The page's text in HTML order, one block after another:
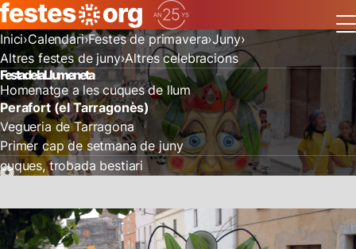
Inici Calendari Festes de primavera Juny
Altres festes de juny Altres celebracions
Festa de la Llumeneta
Homenatge a les cuques de llum
Perafort (el Tarragonès)
Vegueria de Tarragona
Primer cap de setmana de juny
cuques trobada bestiari